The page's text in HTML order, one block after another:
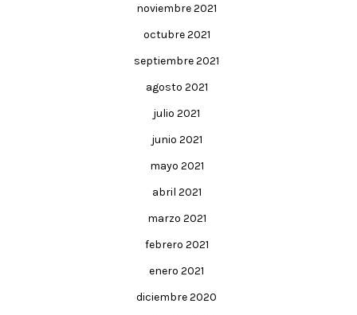
noviembre 2021
octubre 2021
septiembre 2021
agosto 2021
julio 2021
junio 2021
mayo 2021
abril 2021
marzo 2021
febrero 2021
enero 2021
diciembre 2020